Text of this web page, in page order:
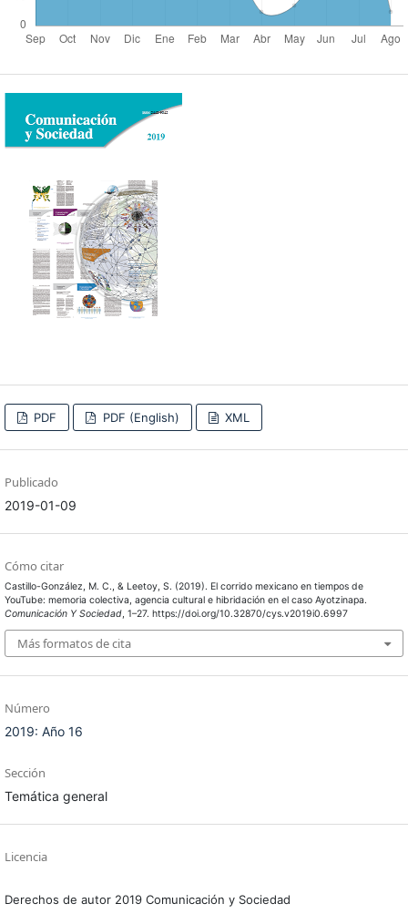
PDF PDF (English) XML
Publicado
2019-01-09
Cómo citar
Castillo-González, M. C., & Leetoy, S. (2019). El corrido mexicano en tiempos de
YouTube: memoria colectiva, agencia cultural e hibridación en el caso Ayotzinapa.
Comunicación Y Sociedad, 1–27. https://doi.org/10.32870/cys.v2019i0.6997
Más formatos de cita
Número
2019: Año 16
Sección
Temática general
Licencia
Derechos de autor 2019 Comunicación y Sociedad